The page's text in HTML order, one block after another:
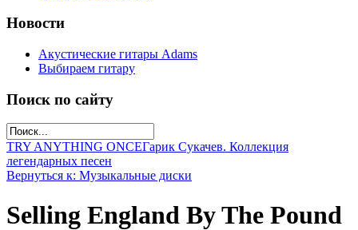
Новости
Акустические гитары Adams
Выбираем гитару
Поиск по сайту
TRY ANYTHING ONCEГарик Сукачев. Коллекция
легендарных песен
Вернуться к: Музыкальные диски
Selling England By The Pound